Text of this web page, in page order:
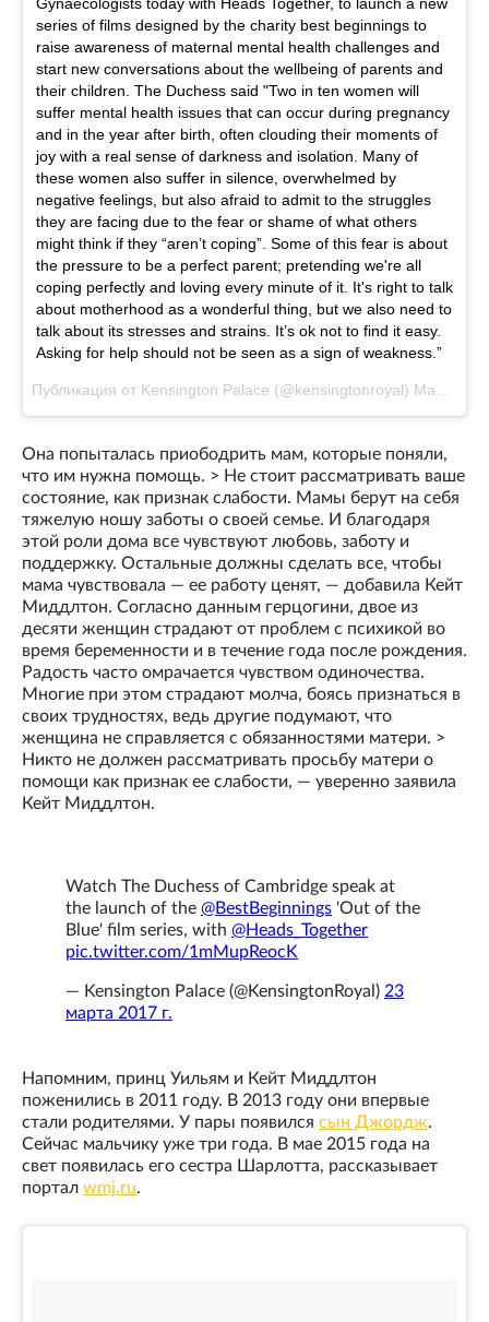
series of films designed by the charity best beginnings to
raise awareness of maternal mental health challenges and
start new conversations about the wellbeing of parents and
their children. The Duchess said "Two in ten women will
suffer mental health issues that can occur during pregnancy
and in the year after birth, often clouding their moments of
joy with a real sense of darkness and isolation. Many of
these women also suffer in silence, overwhelmed by
negative feelings, but also afraid to admit to the struggles
they are facing due to the fear or shame of what others
might think if they “aren’t coping”. Some of this fear is about
the pressure to be a perfect parent; pretending we're all
coping perfectly and loving every minute of it. It's right to talk
about motherhood as a wonderful thing, but we also need to
talk about its stresses and strains. It’s ok not to find it easy.
Asking for help should not be seen as a sign of weakness.”
Публикация от Kensington Palace (@kensingtonroyal) Мар 23 2017 в 9:41 PDT
Она попыталась приободрить мам, которые поняли,
что им нужна помощь. > Не стоит рассматривать ваше
состояние, как признак слабости. Мамы берут на себя
тяжелую ношу заботы о своей семье. И благодаря
этой роли дома все чувствуют любовь, заботу и
поддержку. Остальные должны сделать все, чтобы
мама чувствовала — ее работу ценят, — добавила Кейт
Миддлтон. Согласно данным герцогини, двое из
десяти женщин страдают от проблем с психикой во
время беременности и в течение года после рождения.
Радость часто омрачается чувством одиночества.
Многие при этом страдают молча, боясь признаться в
своих трудностях, ведь другие подумают, что
женщина не справляется с обязанностями матери. >
Никто не должен рассматривать просьбу матери о
помощи как признак ее слабости, — уверенно заявила
Кейт Миддлтон.
Watch The Duchess of Cambridge speak at
the launch of the @BestBeginnings 'Out of the
Blue' film series, with @Heads_Together
pic.twitter.com/1mMupReocK
— Kensington Palace (@KensingtonRoyal) 23
марта 2017 г.
Напомним, принц Уильям и Кейт Миддлтон
поженились в 2011 году. В 2013 году они впервые
стали родителями. У пары появился сын Джордж.
Сейчас мальчику уже три года. В мае 2015 года на
свет появилась его сестра Шарлотта, рассказывает
портал wmj.ru.